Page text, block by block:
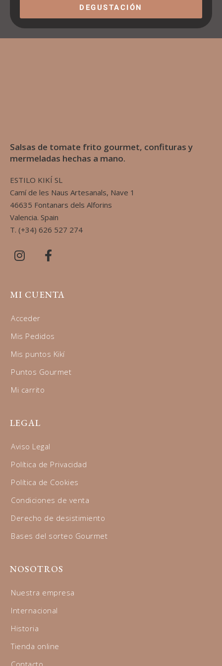
DEGUSTACIÓN
Salsas de tomate frito gourmet, confituras y
mermeladas hechas a mano.
ESTILO KIKÍ SL
Camí de les Naus Artesanals, Nave 1
46635 Fontanars dels Alforins
Valencia. Spain
T. (+34) 626 527 274
MI CUENTA
Acceder
Mis Pedidos
Mis puntos Kikí
Puntos Gourmet
Mi carrito
LEGAL
Aviso Legal
Política de Privacidad
Política de Cookies
Condiciones de venta
Derecho de desistimiento
Bases del sorteo Gourmet
NOSOTROS
Nuestra empresa
Internacional
Historia
Tienda online